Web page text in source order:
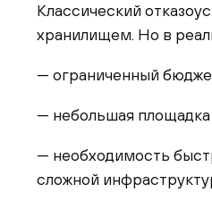
Классический
хранилищем. Но в
— ограниченный
— небольшая
— необходимость
сложной